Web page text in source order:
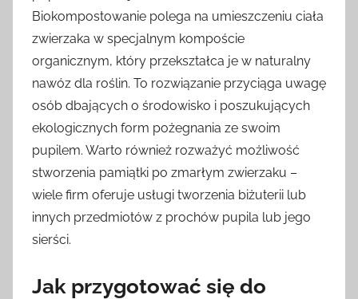
Biokompostowanie polega na umieszczeniu ciała
zwierzaka w specjalnym kompoście
organicznym, który przekształca je w naturalny
nawóz dla roślin. To rozwiązanie przyciąga uwagę
osób dbających o środowisko i poszukujących
ekologicznych form pożegnania ze swoim
pupilem. Warto również rozważyć możliwość
stworzenia pamiątki po zmarłym zwierzaku –
wiele firm oferuje usługi tworzenia biżuterii lub
innych przedmiotów z prochów pupila lub jego
sierści.
Jak przygotować się do